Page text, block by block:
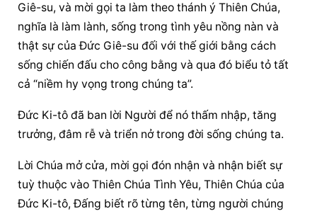
Giê-su, và mời gọi ta làm theo thánh ý Thiên Chúa,
nghĩa là làm lành, sống trong tình yêu nồng nàn và
thật sự của Đức Giê-su đối với thế giới bằng cách
sống chiến đấu cho công bằng và qua đó biểu tỏ tất
cả “niềm hy vọng trong chúng ta”.
Đức Ki-tô đã ban lời Người để nó thấm nhập, tăng
trưởng, đâm rễ và triển nở trong đời sống chúng ta.
Lời Chúa mở cửa, mời gọi đón nhận và nhận biết sự
tuỳ thuộc vào Thiên Chúa Tình Yêu, Thiên Chúa của
Đức Ki-tô, Đấng biết rõ từng tên, từng người chúng